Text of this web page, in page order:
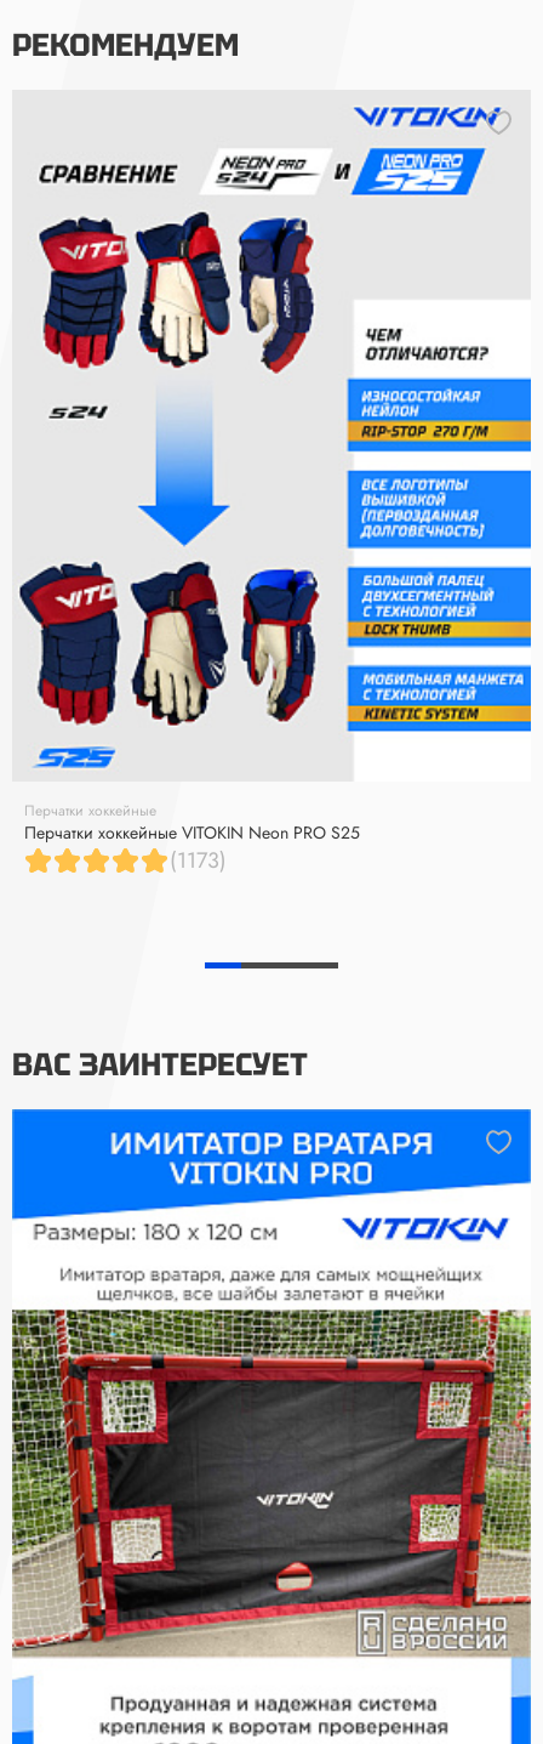
РЕКОМЕНДУЕМ
Перчатки хоккейные
Перчатки хоккейные VITOKIN Neon PRO S25
(1173)
ВАС ЗАИНТЕРЕСУЕТ